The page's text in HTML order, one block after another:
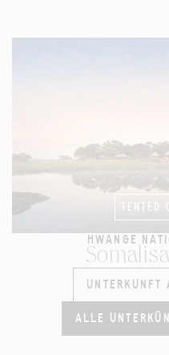
TENTED
HWANGE
UNTERKUNFT
UNTERKUNFT
ALLE
ALLE